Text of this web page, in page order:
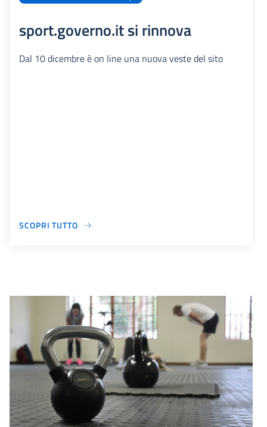
sport.governo.it si rinnova
Dal 10 dicembre è on line una nuova veste del sito
SCOPRI TUTTO